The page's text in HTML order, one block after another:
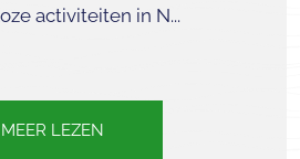
activiteiten in N...
MEER LEZEN